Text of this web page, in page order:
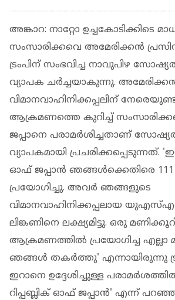
അങ്കാറ: നാറ്റോ ഉച്ചകോടിക്കിടെ
സംസാരിക്കവെ അമേരിക്കൻ
ട്രംപിന് സംഭവിച്ച നാവുപിഴ
വ്യാപക ചർച്ചയാകുന്നു.
വിമാനവാഹിനിക്കപ്പലിന്
ആക്രമണത്തെ കുറിച്ച്
ജപ്പാനെ പരാമർശിച്ചതാണ്
വ്യാപകമായി പ്രചരിക്കപ്പെടുന്നത്.
ഓഫ് ജപ്പാൻ ഞങ്ങൾക്കെതിരെ
പ്രയോഗിച്ചു. അവർ ഞങ്ങളുടെ
വിമാനവാഹിനിക്കപ്പലായ
ലിങ്കണിനെ ലക്ഷ്യമിട്ടു. ഒരു
ആക്രമണത്തിൽ പ്രയോഗിച്ച
ഞങ്ങൾ തകർത്തു' എന്നായിരുന്നു
ഇറാനെ ഉദ്ദേശിച്ചുള്ള
റിപ്പബ്ലിക് ഓഫ് ജപ്പാൻ' എന്ന്